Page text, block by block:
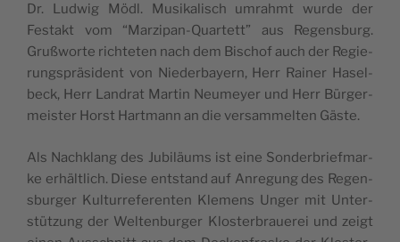
Dr. Lud­wig Mödl. Musi­ka­li­sch umrahmt wur­de der
Festakt vom “Mar­zi­pan-Quar­tett” aus Regen­sburg.
Gruß­wor­te rich­te­ten nach dem Bischof auch der Regie­
rung­sprä­si­dent von Nie­der­bayern, Herr Rai­ner Hasel­
beck, Herr Lan­drat Mar­tin Neu­meyer und Herr Bür­ger­
mei­ster Hor­st Hart­mann an die ver­sam­mel­ten Gäste.
Als Nach­klang des Jubi­läums ist eine Son­der­brie­f­mar­
ke erhäl­tlich. Die­se entstand auf Anre­gung des Regen­
sbur­ger Kul­tur­re­fe­ren­ten Kle­mens Unger mit Unter­
stü­tzung der Welt­en­bur­ger Klo­ster­braue­rei und zeigt